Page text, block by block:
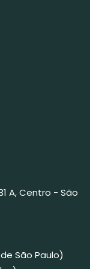
A, Centro - São
São Paulo)